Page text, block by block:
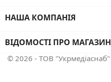
НАША КОМПАНІЯ
ВІДОМОСТІ ПРО МАГАЗИН
© 2026 - ТОВ "Укрмедіаснаб"